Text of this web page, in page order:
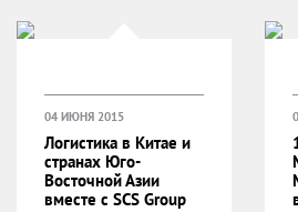
04 ИЮНЯ 2015
Логистика в Китае и
странах Юго-
Восточной Азии
вместе с SCS Group